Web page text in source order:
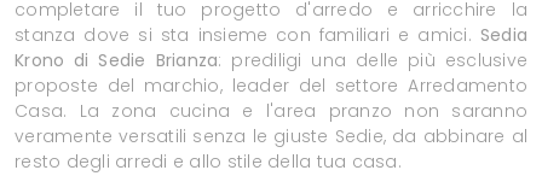
completare il tuo progetto d'arredo e arricchire la
stanza dove si sta insieme con familiari e amici. Sedia
Krono di Sedie Brianza: prediligi una delle più esclusive
proposte del marchio, leader del settore Arredamento
Casa. La zona cucina e l'area pranzo non saranno
veramente versatili senza le giuste Sedie, da abbinare al
resto degli arredi e allo stile della tua casa.